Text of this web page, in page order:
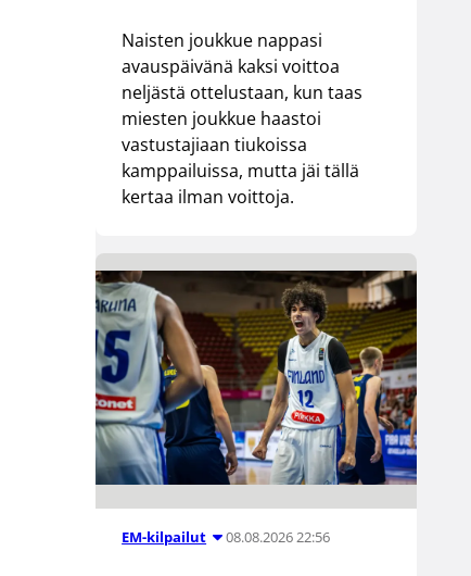
Naisten joukkue nappasi
avauspäivänä kaksi voittoa
neljästä ottelustaan, kun taas
miesten joukkue haastoi
vastustajiaan tiukoissa
kamppailuissa, mutta jäi tällä
kertaa ilman voittoja.
EM-kilpailut 08.08.2026 22:56